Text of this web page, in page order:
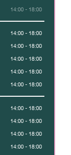
14:00 - 18:00
14:00 - 18:00
14:00 - 18:00
14:00 - 18:00
14:00 - 18:00
14:00 - 18:00
14:00 - 18:00
14:00 - 18:00
14:00 - 18:00
14:00 - 18:00